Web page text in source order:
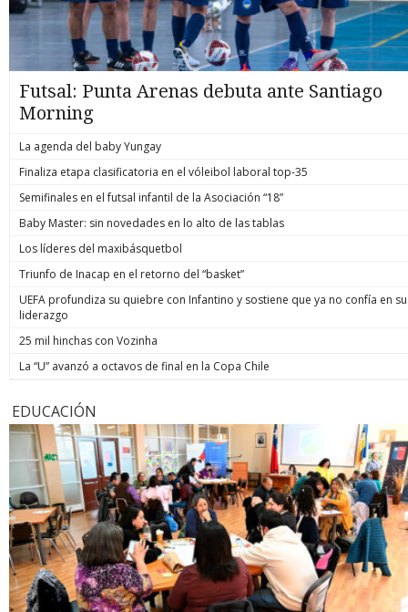
Futsal: Punta Arenas debuta ante Santiago
Morning
La agenda del baby Yungay
Finaliza etapa clasificatoria en el vóleibol laboral top-35
Semifinales en el futsal infantil de la Asociación “18”
Baby Master: sin novedades en lo alto de las tablas
Los líderes del maxibásquetbol
Triunfo de Inacap en el retorno del “basket”
UEFA profundiza su quiebre con Infantino y sostiene que ya no confía en su
liderazgo
25 mil hinchas con Vozinha
La “U” avanzó a octavos de final en la Copa Chile
EDUCACIÓN